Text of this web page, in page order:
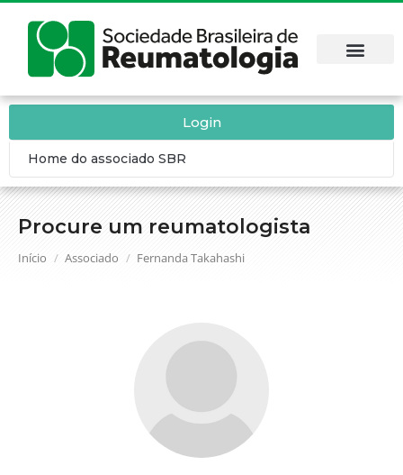
Procure um reumatologista
Você está aqui:
Início Associado Fernanda Takahashi
Login
Home do associado SBR